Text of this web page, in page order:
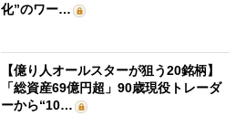
化”のワー…
【億り人オールスターが狙う20銘柄】
「総資産69億円超」90歳現役トレーダ
ーから“10…